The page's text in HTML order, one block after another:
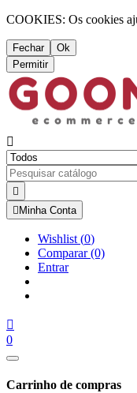
COOKIES: Os cookies
Fechar
Ok
Permitir


 Minha Conta
Wishlist (0)
Comparar(0)
Entrar

0
Carrinho de compras